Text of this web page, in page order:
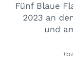
Fünf Blaue
2023 an
und